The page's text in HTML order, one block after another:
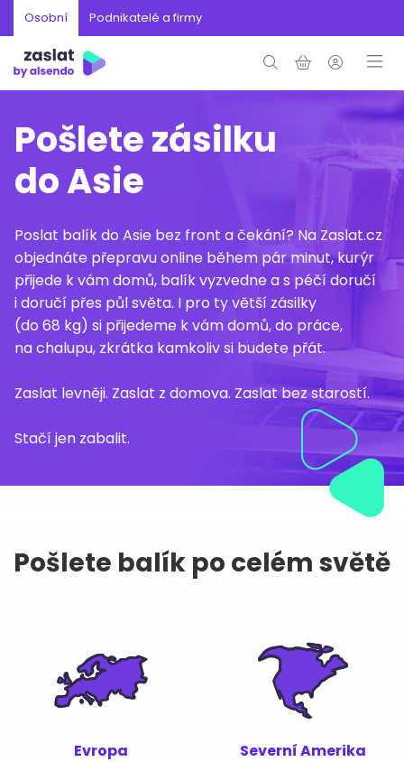
Osobní Podnikatelé a firmy
Pošlete zásilku
do Asie
Poslat balík do Asie bez front a čekání? Na Zaslat.cz
objednáte přepravu online během pár minut, kurýr
přijede k vám domů, balík vyzvedne a s péčí doručí
i doručí přes půl světa. I pro ty větší zásilky
(do 68 kg) si přijedeme k vám domů, do práce,
na chalupu, zkrátka kamkoliv si budete přát.
Zaslat levněji. Zaslat z domova. Zaslat bez starostí.
Stačí jen zabalit.
Pošlete balík po celém světě
Evropa Severní Amerika